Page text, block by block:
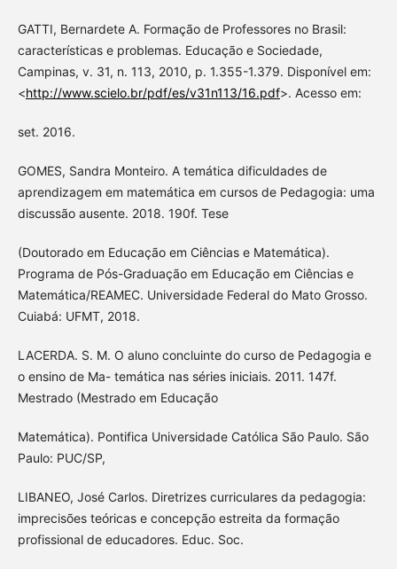
GATTI, Bernardete A. Formação de Professores no Brasil:
características e problemas. Educação e Sociedade,
Campinas, v. 31, n. 113, 2010, p. 1.355-1.379. Disponível em:
<http://www.scielo.br/pdf/es/v31n113/16.pdf>. Acesso em:
set. 2016.
GOMES, Sandra Monteiro. A temática dificuldades de
aprendizagem em matemática em cursos de Pedagogia: uma
discussão ausente. 2018. 190f. Tese
(Doutorado em Educação em Ciências e Matemática).
Programa de Pós-Graduação em Educação em Ciências e
Matemática/REAMEC. Universidade Federal do Mato Grosso.
Cuiabá: UFMT, 2018.
LACERDA. S. M. O aluno concluinte do curso de Pedagogia e
o ensino de Ma- temática nas séries iniciais. 2011. 147f.
Mestrado (Mestrado em Educação
Matemática). Pontifica Universidade Católica São Paulo. São
Paulo: PUC/SP,
LIBANEO, José Carlos. Diretrizes curriculares da pedagogia:
imprecisões teóricas e concepção estreita da formação
profissional de educadores. Educ. Soc.